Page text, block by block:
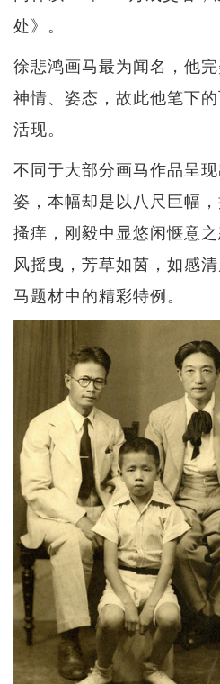
处》。
徐悲鸿画马最为闻名，他完
神情、姿态，故此他笔下
活现。
不同于大部分画马作品呈
姿，本幅却是以八尺巨幅
搔痒，刚毅中显悠闲惬意
风摇曳，芳草如茵，如感
马题材中的精彩特例。